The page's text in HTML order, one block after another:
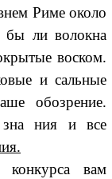
Риме около
бы ли волокна
воском.
и сальные
обозрение.
ния и все
конкурса вам